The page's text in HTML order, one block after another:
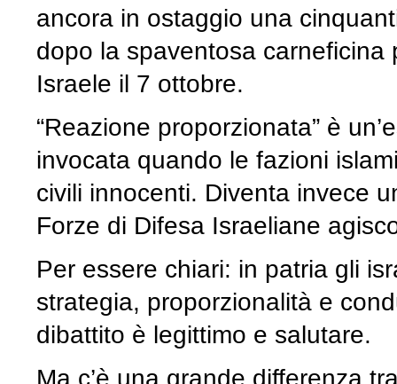
ancora in ostaggio una
dopo la spaventosa
Israele il 7 ottobre.
“Reazione proporzionata” è
invocata quando le fazioni
civili innocenti. Diventa invece
Forze di Difesa Israeliane
Per essere chiari: in patria gli
strategia, proporzionalità e
dibattito è legittimo e salutare.
Ma c’è una grande differenza